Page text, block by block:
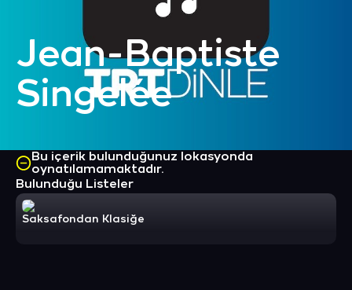
Jean-Baptiste
Singelée
Bu içerik bulunduğunuz lokasyonda
oynatılamamaktadır.
Bulunduğu Listeler
Saksafondan Klasiğe